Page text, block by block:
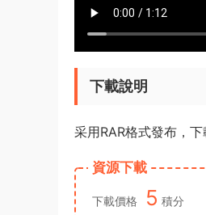
下載說明
采用RAR格式發布，
資源下載
下載價格 5 積分